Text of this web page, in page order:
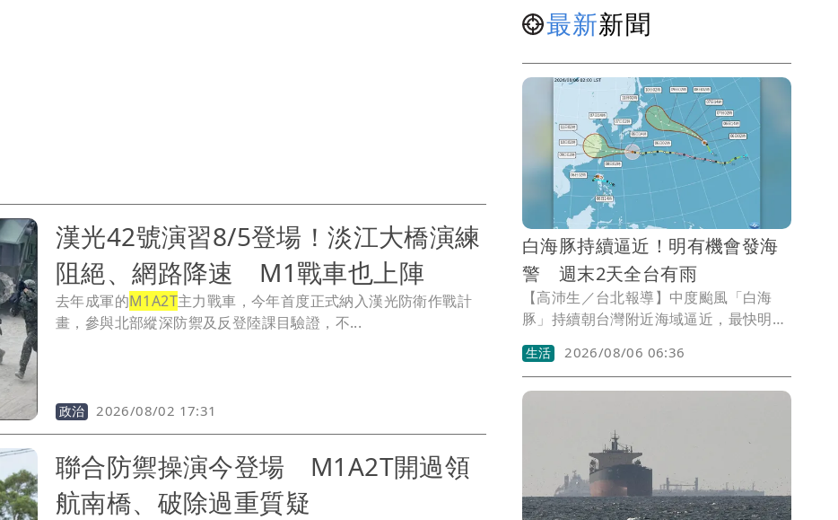
漢光42號演習8/5登場！淡江大橋演練
阻絕、網路降速 M1戰車也上陣
去年成軍的M1A2T主力戰車，今年首度正式納入漢光防衛作戰計
畫，參與北部縱深防禦及反登陸課目驗證，不...
政治 2026/08/02 17:31
聯合防禦操演今登場 M1A2T開過領
航南橋、破除過重質疑
最新新聞
白海豚持續逼近！明有機會發海
警 週末2天全台有雨
【高沛生／台北報導】中度颱風「白海
豚」持續朝台灣附近海域逼近，最快明天
（7日）下半天有機會發布海上颱風警
報。氣象署預報員王品翔接受《壹蘋新聞
網》採訪表示，週末（8、9日）將是白海
豚影響台灣最明顯的兩天，全台都有降雨
機會，提醒民眾留意最新颱風動態。
生活 2026/08/06 06:36